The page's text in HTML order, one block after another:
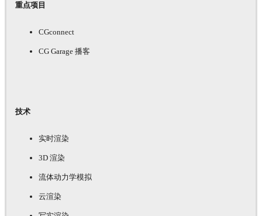
重点项目
CGconnect
CG Garage 播客
技术
实时渲染
3D 渲染
流体动力学模拟
云渲染